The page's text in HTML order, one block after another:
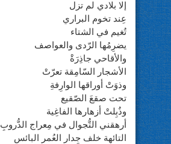
إلا بلادي لم تزل
عِند تخوم البراري
تُغيم في الشتاء
يضرِمُها الرّدى والعواصف
والأقاحي جاذِرَةْ
الأشجار السّامِقة تعرّتْ
وذوَتْ أوراقها الوارِفةِ
تحت صقعَ الصّقيع
وذُبِلتْ أزهارها الفاغِية
أرهقني التُّجوال في مِعراج الدُّروبِ
التائهة خلف جِدار العُمر البائس